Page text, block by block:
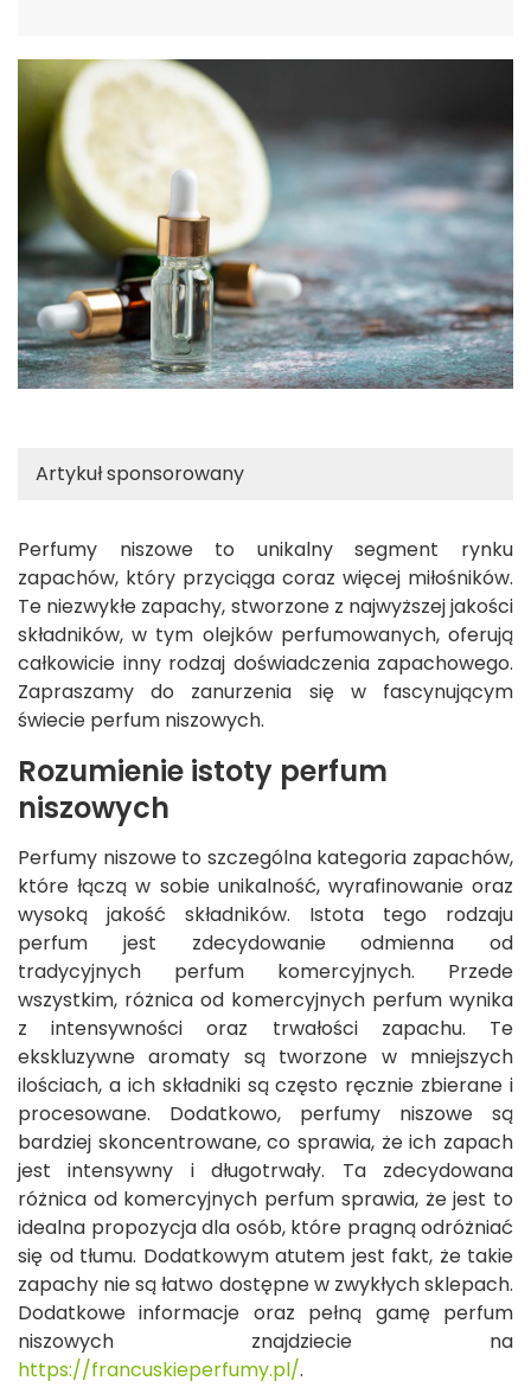
Artykuł sponsorowany
Perfumy niszowe to unikalny segment rynku
zapachów, który przyciąga coraz więcej miłośników.
Te niezwykłe zapachy, stworzone z najwyższej jakości
składników, w tym olejków perfumowanych, oferują
całkowicie inny rodzaj doświadczenia zapachowego.
Zapraszamy do zanurzenia się w fascynującym
świecie perfum niszowych.
Rozumienie istoty perfum
niszowych
Perfumy niszowe to szczególna kategoria zapachów,
które łączą w sobie unikalność, wyrafinowanie oraz
wysoką jakość składników. Istota tego rodzaju
perfum jest zdecydowanie odmienna od
tradycyjnych perfum komercyjnych. Przede
wszystkim, różnica od komercyjnych perfum wynika
z intensywności oraz trwałości zapachu. Te
ekskluzywne aromaty są tworzone w mniejszych
ilościach, a ich składniki są często ręcznie zbierane i
procesowane. Dodatkowo, perfumy niszowe są
bardziej skoncentrowane, co sprawia, że ich zapach
jest intensywny i długotrwały. Ta zdecydowana
różnica od komercyjnych perfum sprawia, że jest to
idealna propozycja dla osób, które pragną odróżniać
się od tłumu. Dodatkowym atutem jest fakt, że takie
zapachy nie są łatwo dostępne w zwykłych sklepach.
Dodatkowe informacje oraz pełną gamę perfum
niszowych znajdziecie na
https://francuskieperfumy.pl/.